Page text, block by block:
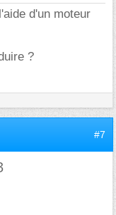
d'un moteur
?
#7